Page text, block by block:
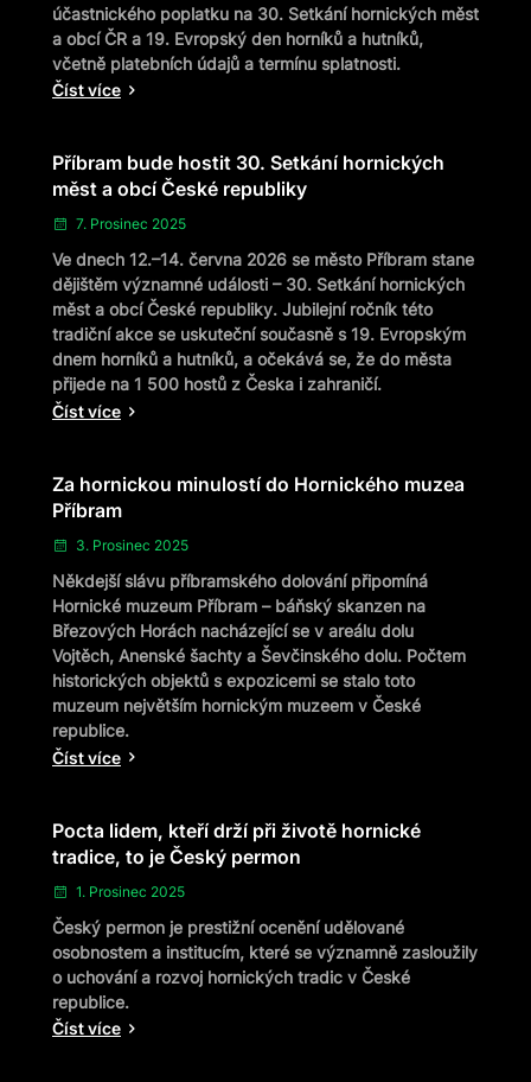
účastnického poplatku na 30. Setkání hornických měst
a obcí ČR a 19. Evropský den horníků a hutníků,
včetně platebních údajů a termínu splatnosti.
Číst více
Příbram bude hostit 30. Setkání hornických
měst a obcí České republiky
7. Prosinec 2025
Ve dnech 12.–14. června 2026 se město Příbram stane
dějištěm významné události – 30. Setkání hornických
měst a obcí České republiky. Jubilejní ročník této
tradiční akce se uskuteční současně s 19. Evropským
dnem horníků a hutníků, a očekává se, že do města
přijede na 1 500 hostů z Česka i zahraničí.
Číst více
Za hornickou minulostí do Hornického muzea
Příbram
3. Prosinec 2025
Někdejší slávu příbramského dolování připomíná
Hornické muzeum Příbram – báňský skanzen na
Březových Horách nacházející se v areálu dolu
Vojtěch, Anenské šachty a Ševčinského dolu. Počtem
historických objektů s expozicemi se stalo toto
muzeum největším hornickým muzeem v České
republice.
Číst více
Pocta lidem, kteří drží při životě hornické
tradice, to je Český permon
1. Prosinec 2025
Český permon je prestižní ocenění udělované
osobnostem a institucím, které se významně zasloužily
o uchování a rozvoj hornických tradic v České
republice.
Číst více